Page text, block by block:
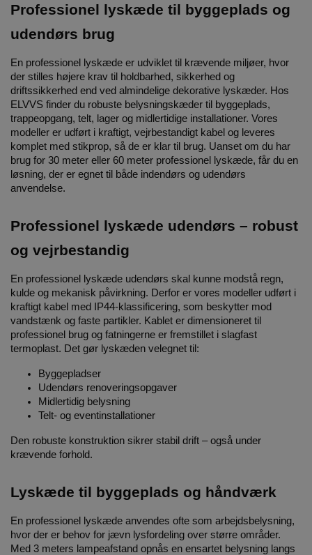
Professionel lyskæde til byggeplads og
udendørs brug
En professionel lyskæde er udviklet til krævende miljøer, hvor
der stilles højere krav til holdbarhed, sikkerhed og
driftssikkerhed end ved almindelige dekorative lyskæder. Hos
ELVVS finder du robuste belysningskæder til byggeplads,
trappeopgang, telt, lager og midlertidige installationer. Vores
modeller er udført i kraftigt, vejrbestandigt kabel og leveres
komplet med stikprop, så de er klar til brug. Uanset om du har
brug for 30 meter eller 60 meter professionel lyskæde, får du en
løsning, der er egnet til både indendørs og udendørs
anvendelse.
Professionel lyskæde udendørs – robust
og vejrbestandig
En professionel lyskæde udendørs skal kunne modstå regn,
kulde og mekanisk påvirkning. Derfor er vores modeller udført i
kraftigt kabel med IP44-klassificering, som beskytter mod
vandstænk og faste partikler. Kablet er dimensioneret til
professionel brug og fatningerne er fremstillet i slagfast
termoplast. Det gør lyskæden velegnet til:
Byggepladser
Udendørs renoveringsopgaver
Midlertidig belysning
Telt- og eventinstallationer
Den robuste konstruktion sikrer stabil drift – også under
krævende forhold.
Lyskæde til byggeplads og håndværk
En professionel lyskæde anvendes ofte som arbejdsbelysning,
hvor der er behov for jævn lysfordeling over større områder.
Med 3 meters lampeafstand opnås en ensartet belysning langs